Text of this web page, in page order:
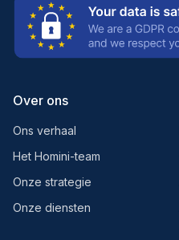
Over ons
Ons verhaal
Het Homini-team
Onze strategie
Onze diensten